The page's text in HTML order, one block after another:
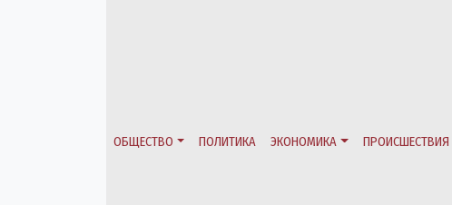
ОБЩЕСТВО ПОЛИТИКА ЭКОНОМИКА ПРОИСШЕСТВИЯ